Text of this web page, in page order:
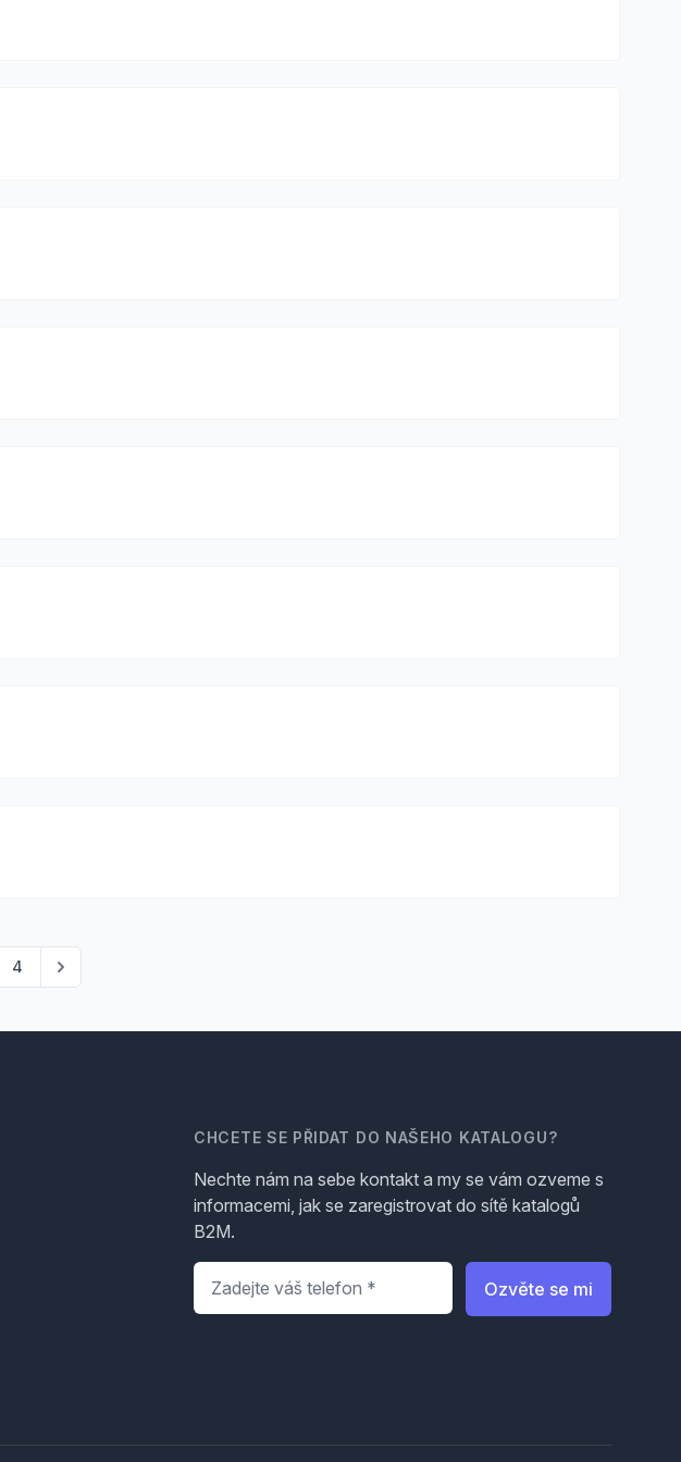
4
CHCETE SE PŘIDAT DO NAŠEHO KATALOGU?
Nechte nám na sebe kontakt a my se vám ozveme s
informacemi, jak se zaregistrovat do sítě katalogů
B2M.
Telefon
Ozvěte se mi